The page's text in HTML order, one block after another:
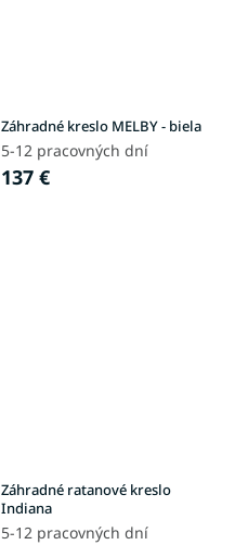
Záhradné kreslo MELBY - biela
5-12 pracovných dní
137 €
Záhradné ratanové kreslo
Indiana
5-12 pracovných dní